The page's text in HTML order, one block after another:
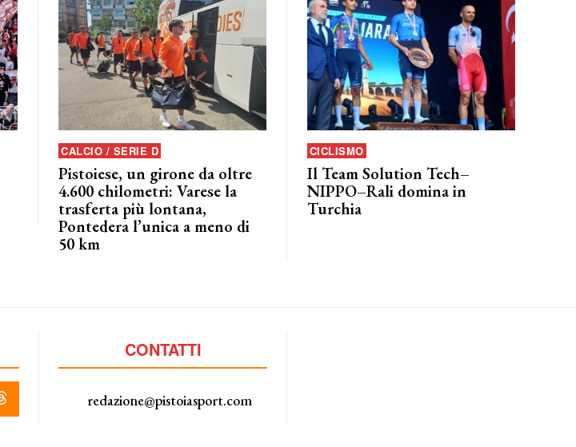
CALCIO / SERIE D
Pistoiese, un girone da oltre
4.600 chilometri: Varese la
trasferta più lontana,
Pontedera l’unica a meno di
50 km
CICLISMO
Il Team Solution Tech–
NIPPO–Rali domina in
Turchia
CONTATTI
redazione@pistoiasport.com